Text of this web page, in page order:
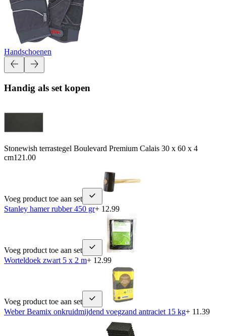
Handschoenen
Handig als set kopen
Stonewish terrastegel Boulevard Premium Calais 30 x 60 x 4
cm121.00
Voeg product toe aan set
Stanley hamer rubber 450 gr+ 12.99
Voeg product toe aan set
Worteldoek zwart 5 x 2 m+ 12.99
Voeg product toe aan set
Weber Beamix onkruidmijdend voegzand antraciet 15 kg+ 11.39